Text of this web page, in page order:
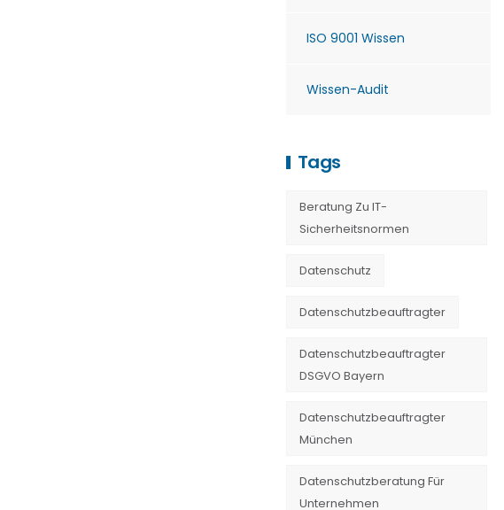
ISO 9001 Wissen
Wissen-Audit
Tags
Beratung Zu IT-
Sicherheitsnormen
Datenschutz
Datenschutzbeauftragter
Datenschutzbeauftragter
DSGVO Bayern
Datenschutzbeauftragter
München
Datenschutzberatung Für
Unternehmen